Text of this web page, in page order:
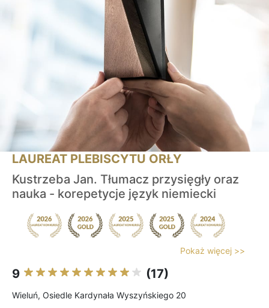
LAUREAT PLEBISCYTU ORŁY
Kustrzeba Jan. Tłumacz przysięgły oraz
nauka - korepetycje język niemiecki
Pokaż więcej >>
9 (17)
Wieluń, Osiedle Kardynała Wyszyńskiego 20